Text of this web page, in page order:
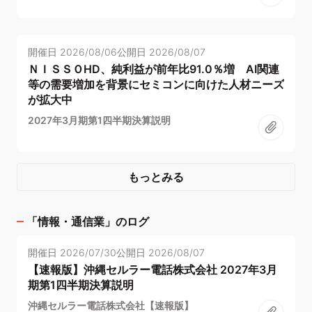
開催日 2026/08/06公開日 2026/08/07
ＮＩＳＳＯHD、純利益が前年比91.0％増 AI関連
等の需要増加を背景にセミコンに向けた人材ニーズ
が拡大中
2027年3月期第1四半期決算説明
もっとみる
「情報・通信業 」のログ
開催日 2026/07/30公開日 2026/08/07
【速報版】沖縄セルラー電話株式会社 2027年3月
期第1四半期決算説明
沖縄セルラー電話株式会社【速報版】